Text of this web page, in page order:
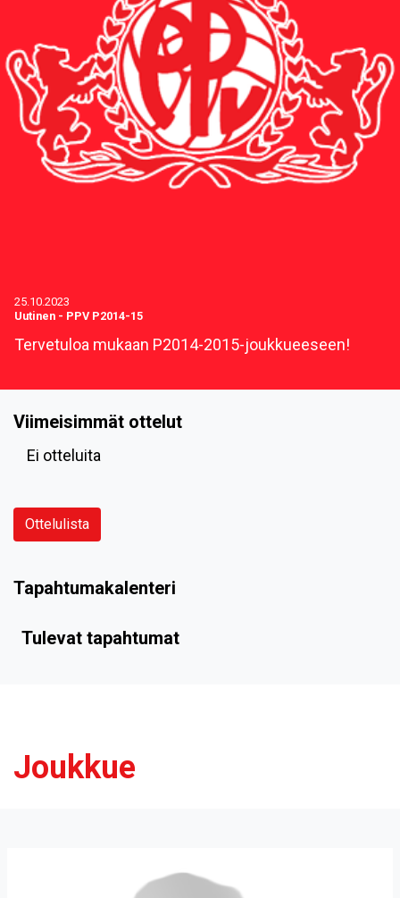
25.10.2023
Uutinen - PPV P2014-15
Tervetuloa mukaan P2014-2015-joukkueeseen!
Viimeisimmät ottelut
Ei otteluita
Ottelulista
Tapahtumakalenteri
Tulevat tapahtumat
Joukkue